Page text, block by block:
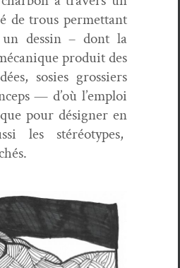
de trous per­me­t­tant
dessin – dont la
pro­duit des
sosies grossiers
— d’où l’emploi
pour désign­er en
les
stéréo­types,